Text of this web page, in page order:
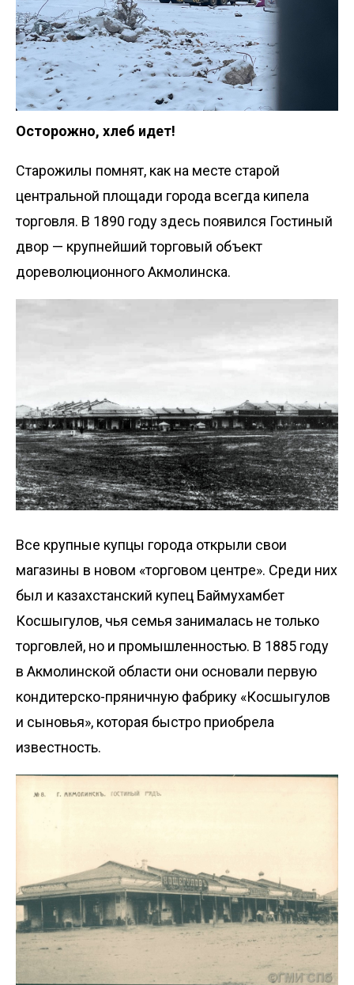
Осторожно, хлеб идет!
Старожилы помнят, как на месте старой
центральной площади города всегда кипела
торговля. В 1890 году здесь появился Гостиный
двор — крупнейший торговый объект
дореволюционного Акмолинска.
Все крупные купцы города открыли свои
магазины в новом «торговом центре». Среди них
был и казахстанский купец Баймухамбет
Косшыгулов, чья семья занималась не только
торговлей, но и промышленностью. В 1885 году
в Акмолинской области они основали первую
кондитерско-пряничную фабрику «Косшыгулов
и сыновья», которая быстро приобрела
известность.